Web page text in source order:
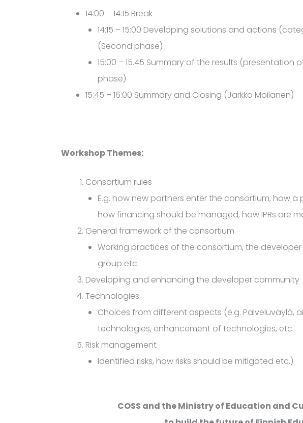
14:00 – 14:15 Break
14:15 – 15:00 Developing solutions and actions
(Second phase)
15:00 – 15.45 Summary of the results (presentation
phase)
15:45 – 16:00 Summary and Closing (Jarkko Moilanen)
Workshop Themes:
Consortium rules
E.g. how new partners enter the consortium, how
how financing should be managed, how IPRs are
General framework of the consortium
Working practices of the consortium, the
group etc.
Developing and enhancing the developer community
Technologies
Choices from different aspects (e.g. Palveluväylä,
technologies, enhancement of technologies, etc.
Risk management
Identified risks, how risks should be mitigated etc.)
COSS and the Ministry of Education and